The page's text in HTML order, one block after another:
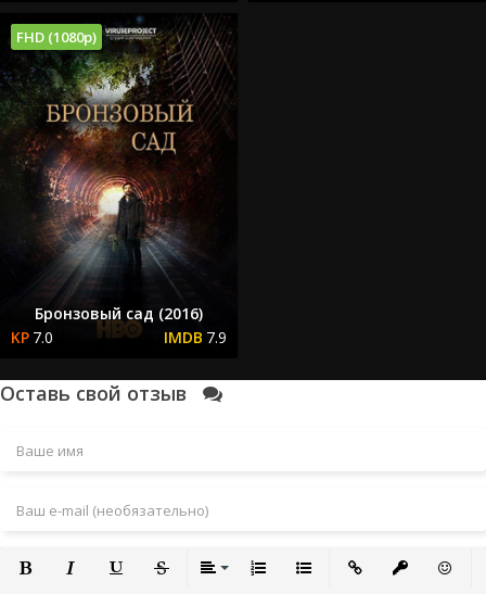
FHD (1080p)
Бронзовый сад (2016)
7.0
7.9
Оставь свой отзыв